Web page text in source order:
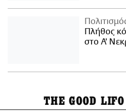
Πλήθος
στο Α'
THE GOOD LIFO